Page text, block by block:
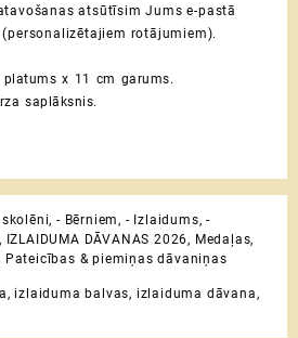
atsūtīsim Jums e-pastā
rotājumiem).
platums x 11 cm garums.
saplāksnis.
skolēni,- Bērniem, - Izlaidums,-
, IZLAIDUMA DĀVANAS 2026, Medaļas,
Pateicības & piemiņas dāvaniņas
, izlaiduma balvas, izlaiduma dāvana,